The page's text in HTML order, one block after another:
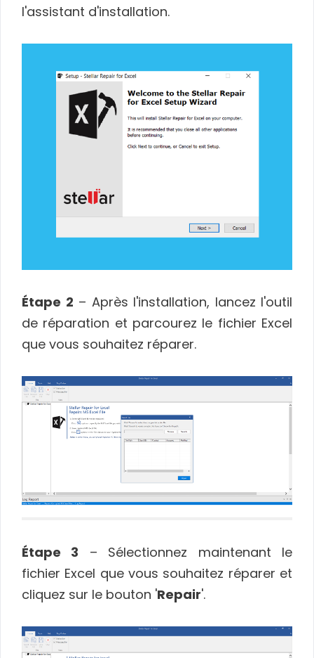
l'assistant d'installation.
Étape 2 – Après l'installation, lancez l'outil
de réparation et parcourez le fichier Excel
que vous souhaitez réparer.
Étape 3 – Sélectionnez maintenant le
fichier Excel que vous souhaitez réparer et
cliquez sur le bouton 'Repair'.